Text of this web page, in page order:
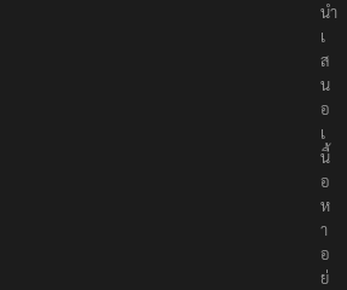
นำ
เ
ส
น
อ
เ
นื้
อ
ห
า
อ
ย่